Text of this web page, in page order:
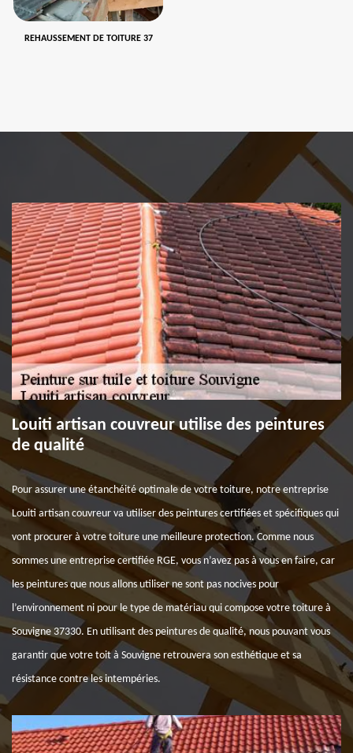
REHAUSSEMENT DE TOITURE 37
Louiti artisan couvreur utilise des peintures
de qualité
Pour assurer une étanchéité optimale de votre toiture, notre entreprise
Louiti artisan couvreur va utiliser des peintures certifiées et spécifiques qui
vont procurer à votre toiture une meilleure protection. Comme nous
sommes une entreprise certifiée RGE, vous n’avez pas à vous en faire, car
les peintures que nous allons utiliser ne sont pas nocives pour
l’environnement ni pour le type de matériau qui compose votre toiture à
Souvigne 37330. En utilisant des peintures de qualité, nous pouvant vous
garantir que votre toit à Souvigne retrouvera son esthétique et sa
résistance contre les intempéries.